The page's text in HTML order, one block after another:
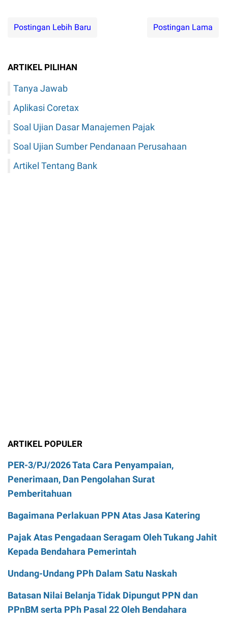
Postingan Lebih Baru Postingan Lama
ARTIKEL PILIHAN
Tanya Jawab
Aplikasi Coretax
Soal Ujian Dasar Manajemen Pajak
Soal Ujian Sumber Pendanaan Perusahaan
Artikel Tentang Bank
ARTIKEL POPULER
PER-3/PJ/2026 Tata Cara Penyampaian,
Penerimaan, Dan Pengolahan Surat
Pemberitahuan
Bagaimana Perlakuan PPN Atas Jasa Katering
Pajak Atas Pengadaan Seragam Oleh Tukang Jahit
Kepada Bendahara Pemerintah
Undang-Undang PPh Dalam Satu Naskah
Batasan Nilai Belanja Tidak Dipungut PPN dan
PPnBM serta PPh Pasal 22 Oleh Bendahara